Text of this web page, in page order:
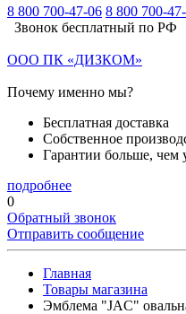
8 800 700-47-06 8 800 700-
Звонок бесплатный по РФ
ООО ПК «ДИЗКОМ»
Почему именно мы?
Бесплатная доставка
Собственное
Гарантии больше, чем
подробнее
0
Обратный звонок
Отправить сообщение
Главная
Товары магазина
Эмблема "JAC"